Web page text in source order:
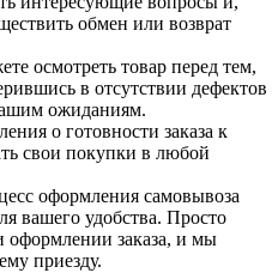
обмен или возврат
осмотреть товар перед тем,
в отсутствии дефектов
ожиданиям.
о готовности заказа к
свои покупки в любой
оформления самовывоза
вашего удобства. Просто
заказа, и мы
приезду.